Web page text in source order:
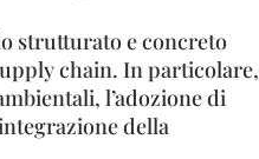
strutturato e concreto
chain. In particolare,
l’adozione di
della